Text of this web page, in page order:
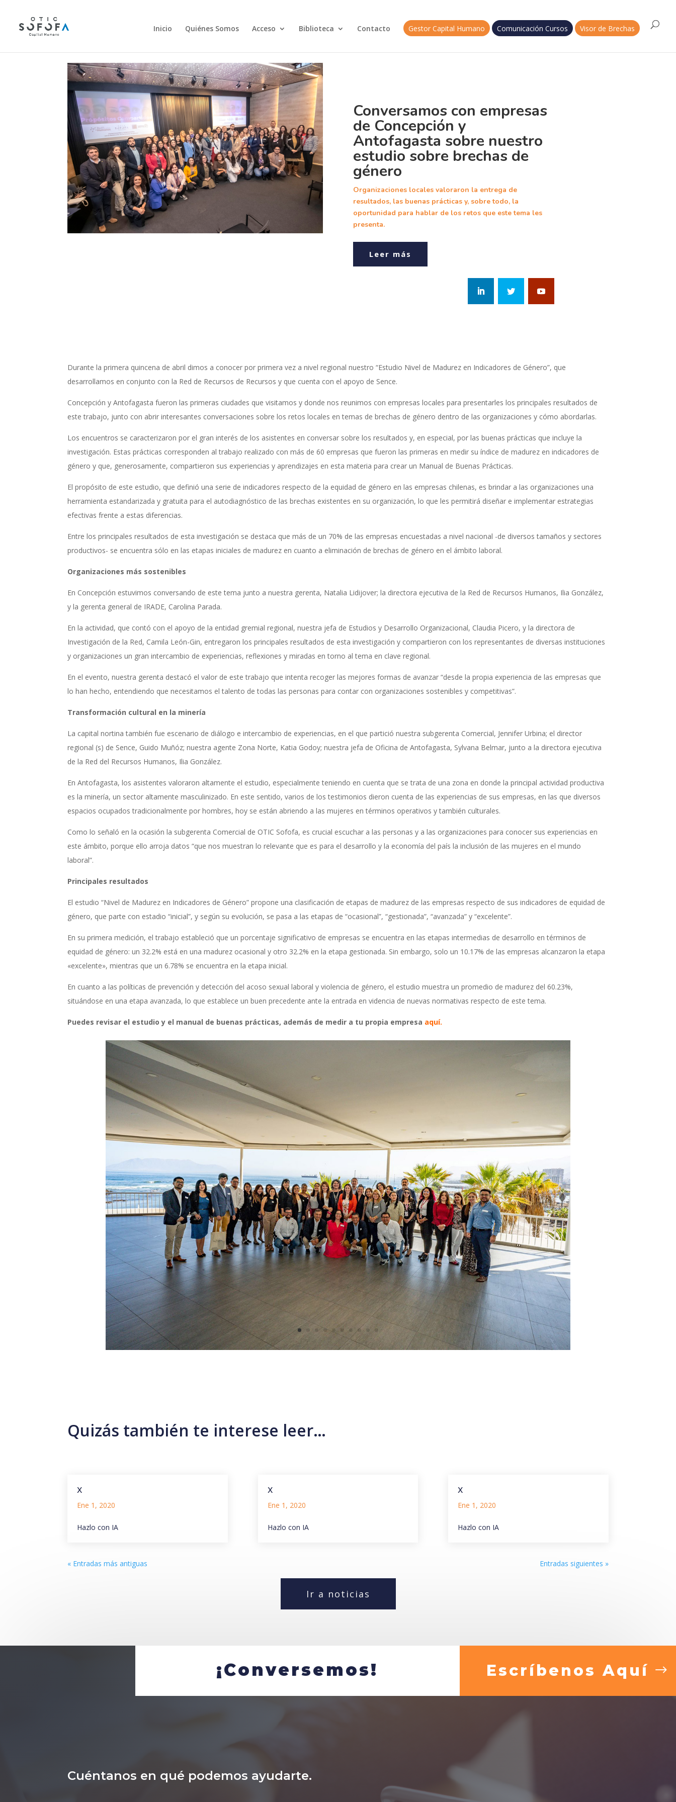
Inicio Quiénes Somos Acceso Biblioteca Contacto Gestor Capital Humano Comunicación Cursos Visor de Brechas
Conversamos con empresas
de Concepción y
Antofagasta sobre nuestro
estudio sobre brechas de
género
Organizaciones locales valoraron la entrega de
resultados, las buenas prácticas y, sobre todo, la
oportunidad para hablar de los retos que este tema les
presenta.
Leer más
Durante la primera quincena de abril dimos a conocer por primera vez a nivel regional nuestro “Estudio Nivel de Madurez en Indicadores de Género”, que
desarrollamos en conjunto con la Red de Recursos de Recursos y que cuenta con el apoyo de Sence.
Concepción y Antofagasta fueron las primeras ciudades que visitamos y donde nos reunimos con empresas locales para presentarles los principales resultados de
este trabajo, junto con abrir interesantes conversaciones sobre los retos locales en temas de brechas de género dentro de las organizaciones y cómo abordarlas.
Los encuentros se caracterizaron por el gran interés de los asistentes en conversar sobre los resultados y, en especial, por las buenas prácticas que incluye la
investigación. Estas prácticas corresponden al trabajo realizado con más de 60 empresas que fueron las primeras en medir su índice de madurez en indicadores de
género y que, generosamente, compartieron sus experiencias y aprendizajes en esta materia para crear un Manual de Buenas Prácticas.
El propósito de este estudio, que definió una serie de indicadores respecto de la equidad de género en las empresas chilenas, es brindar a las organizaciones una
herramienta estandarizada y gratuita para el autodiagnóstico de las brechas existentes en su organización, lo que les permitirá diseñar e implementar estrategias
efectivas frente a estas diferencias.
Entre los principales resultados de esta investigación se destaca que más de un 70% de las empresas encuestadas a nivel nacional -de diversos tamaños y sectores
productivos- se encuentra sólo en las etapas iniciales de madurez en cuanto a eliminación de brechas de género en el ámbito laboral.
Organizaciones más sostenibles
En Concepción estuvimos conversando de este tema junto a nuestra gerenta, Natalia Lidijover; la directora ejecutiva de la Red de Recursos Humanos, Ilia González,
y la gerenta general de IRADE, Carolina Parada.
En la actividad, que contó con el apoyo de la entidad gremial regional, nuestra jefa de Estudios y Desarrollo Organizacional, Claudia Picero, y la directora de
Investigación de la Red, Camila León-Gin, entregaron los principales resultados de esta investigación y compartieron con los representantes de diversas instituciones
y organizaciones un gran intercambio de experiencias, reflexiones y miradas en torno al tema en clave regional.
En el evento, nuestra gerenta destacó el valor de este trabajo que intenta recoger las mejores formas de avanzar “desde la propia experiencia de las empresas que
lo han hecho, entendiendo que necesitamos el talento de todas las personas para contar con organizaciones sostenibles y competitivas”.
Transformación cultural en la minería
La capital nortina también fue escenario de diálogo e intercambio de experiencias, en el que partició nuestra subgerenta Comercial, Jennifer Urbina; el director
regional (s) de Sence, Guido Muñóz; nuestra agente Zona Norte, Katia Godoy; nuestra jefa de Oficina de Antofagasta, Sylvana Belmar, junto a la directora ejecutiva
de la Red del Recursos Humanos, Ilia González.
En Antofagasta, los asistentes valoraron altamente el estudio, especialmente teniendo en cuenta que se trata de una zona en donde la principal actividad productiva
es la minería, un sector altamente masculinizado. En este sentido, varios de los testimonios dieron cuenta de las experiencias de sus empresas, en las que diversos
espacios ocupados tradicionalmente por hombres, hoy se están abriendo a las mujeres en términos operativos y también culturales.
Como lo señaló en la ocasión la subgerenta Comercial de OTIC Sofofa, es crucial escuchar a las personas y a las organizaciones para conocer sus experiencias en
este ámbito, porque ello arroja datos “que nos muestran lo relevante que es para el desarrollo y la economía del país la inclusión de las mujeres en el mundo
laboral”.
Principales resultados
El estudio “Nivel de Madurez en Indicadores de Género” propone una clasificación de etapas de madurez de las empresas respecto de sus indicadores de equidad de
género, que parte con estadio “inicial”, y según su evolución, se pasa a las etapas de “ocasional”, “gestionada”, “avanzada” y “excelente”.
En su primera medición, el trabajo estableció que un porcentaje significativo de empresas se encuentra en las etapas intermedias de desarrollo en términos de
equidad de género: un 32.2% está en una madurez ocasional y otro 32.2% en la etapa gestionada. Sin embargo, solo un 10.17% de las empresas alcanzaron la etapa
«excelente», mientras que un 6.78% se encuentra en la etapa inicial.
En cuanto a las políticas de prevención y detección del acoso sexual laboral y violencia de género, el estudio muestra un promedio de madurez del 60.23%,
situándose en una etapa avanzada, lo que establece un buen precedente ante la entrada en videncia de nuevas normativas respecto de este tema.
Puedes revisar el estudio y el manual de buenas prácticas, además de medir a tu propia empresa aquí.
Quizás también te interese leer…
x
Ene 1, 2020
Hazlo con IA
x
Ene 1, 2020
Hazlo con IA
x
Ene 1, 2020
Hazlo con IA
« Entradas más antiguas Entradas siguientes »
Ir a noticias
¡Conversemos! Escríbenos Aquí
Cuéntanos en qué podemos ayudarte.